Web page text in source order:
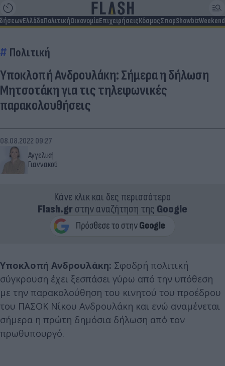
ΕλλάδαΠολιτικήΟικονομίαΕπιχειρήσειςΚόσμοςΣπορShowbizWeekend
Πολιτική
Υποκλοπή Ανδρουλάκη: Σήμερα η δήλωση
Μητσοτάκη για τις τηλεφωνικές
παρακολουθήσεις
Αγγελική
Γιαννακού
08.08.2022 09:27
Κάνε κλικ και δες περισσότερο
Flash.grστην αναζήτηση της Google
Υποκλοπή Ανδρουλάκη: Σφοδρή πολιτική
σύγκρουση έχει ξεσπάσει γύρω από την υπόθεση
με την παρακολούθηση του κινητού του προέδρου
του ΠΑΣΟΚ Νίκου Ανδρουλάκη και ενώ αναμένεται
σήμερα η πρώτη δημόσια δήλωση από τον
πρωθυπουργό.